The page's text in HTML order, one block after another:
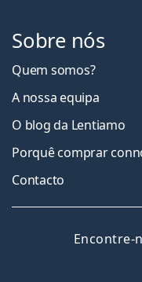
Sobre nós
Quem somos?
A nossa equipa
O blog da Lentiamo
Porquê comprar
Contacto
Encontre-